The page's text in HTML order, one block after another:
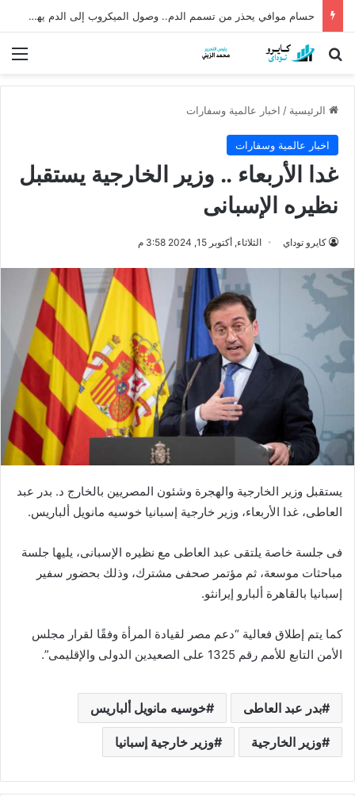
حسام موافي يحذر من تسمم الدم.. وصول الميكروب إلى الدم يهدد الحياة
بحث عن
الرئيسية / اخبار عالمية وسفارات
اخبار عالمية وسفارات
غدا الأربعاء .. وزير الخارجية يستقبل
نظيره الإسبانى
كايرو توداي الثلاثاء, أكتوبر 15, 2024 3:58 م
يستقبل وزير الخارجية والهجرة وشئون المصريين بالخارج د. بدر عبد
العاطى، غدا الأربعاء، وزير خارجية إسبانيا خوسيه مانويل ألباريس.
فى جلسة خاصة يلتقى عبد العاطى مع نظيره الإسبانى، يليها جلسة
مباحثات موسعة، ثم مؤتمر صحفى مشترك، وذلك بحضور سفير
إسبانيا بالقاهرة ألبارو إيرانثو.
كما يتم إطلاق فعالية “دعم مصر لقيادة المرأة وفقًا لقرار مجلس
الأمن التابع للأمم رقم 1325 على الصعيدين الدولى والإقليمى”.
بدر عبد العاطى خوسيه مانويل ألباريس
وزير الخارجية وزير خارجية إسبانيا